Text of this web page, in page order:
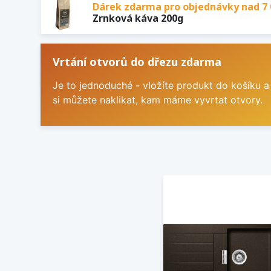
Dárek zdarma pro objednávky nad 7
Zrnková káva 200g
Vrtání otvorů do dřezu zdarma
Je to jednoduché - vložíte produkt do košíku
si můžete naklikat, kam máme vyvrtat otvory.